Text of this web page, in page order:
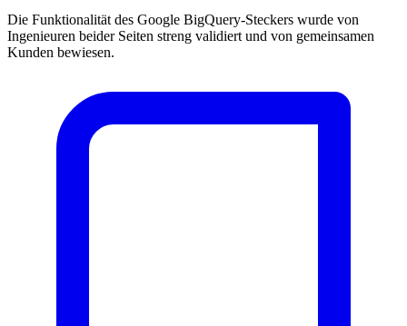
Die Funktionalität des Google BigQuery-Steckers wurde von
Ingenieuren beider Seiten streng validiert und von gemeinsamen
Kunden bewiesen.